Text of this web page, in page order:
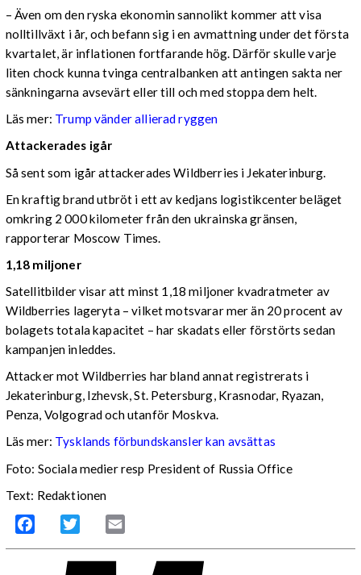
– Även om den ryska ekonomin sannolikt kommer att visa
nolltillväxt i år, och befann sig i en avmattning under det första
kvartalet, är inflationen fortfarande hög. Därför skulle varje
liten chock kunna tvinga centralbanken att antingen sakta ner
sänkningarna avsevärt eller till och med stoppa dem helt.
Läs mer: Trump vänder allierad ryggen
Attackerades igår
Så sent som igår attackerades Wildberries i Jekaterinburg.
En kraftig brand utbröt i ett av kedjans logistikcenter beläget
omkring 2 000 kilometer från den ukrainska gränsen,
rapporterar Moscow Times.
1,18 miljoner
Satellitbilder visar att minst 1,18 miljoner kvadratmeter av
Wildberries lageryta – vilket motsvarar mer än 20 procent av
bolagets totala kapacitet – har skadats eller förstörts sedan
kampanjen inleddes.
Attacker mot Wildberries har bland annat registrerats i
Jekaterinburg, Izhevsk, St. Petersburg, Krasnodar, Ryazan,
Penza, Volgograd och utanför Moskva.
Läs mer: Tysklands förbundskansler kan avsättas
Foto: Sociala medier resp President of Russia Office
Text: Redaktionen
Facebook Twitter